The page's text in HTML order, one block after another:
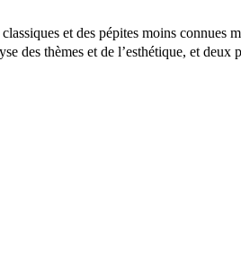
et des pépites moins connues
des thèmes et de l’esthétique, et deux